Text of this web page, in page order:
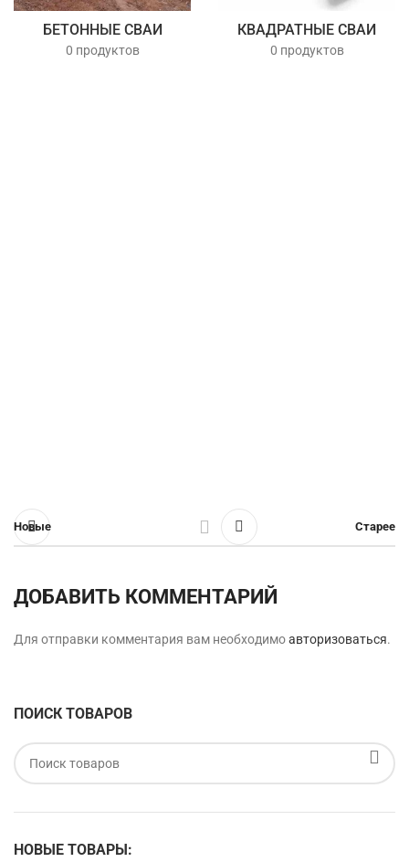
БЕТОННЫЕ СВАИ
0 продуктов
КВАДРАТНЫЕ СВАИ
0 продуктов
Новые Старее
ДОБАВИТЬ КОММЕНТАРИЙ
Для отправки комментария вам необходимоавторизоваться.
ПОИСК ТОВАРОВ
НОВЫЕ ТОВАРЫ: